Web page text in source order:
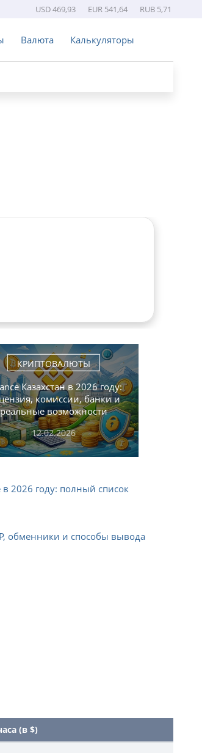
USD 469,93 EUR 541,64 RUB 5,71
Валюта Калькуляторы
КРИПТОВАЛЮТЫ
Казахстан в 2026 году:
комиссии, банки и
реальные возможности
12.02.2026
2026 году: полный список
обменники и способы вывода
(в $)